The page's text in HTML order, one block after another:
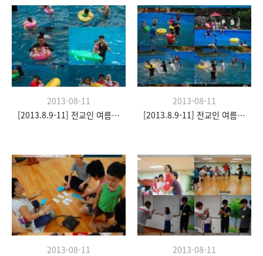
2013-08-11
[2013.8.9-11] 전교인 여름수련회- "이쉼 전쉼"
2013-08-11
[2013.8.9-11] 전교인 여름수련회- "이쉼 전쉼"
2013-08-11
2013-08-11